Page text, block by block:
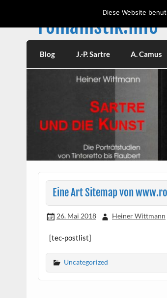
romanistik.info
Blog J.-P. Sartre A. Camus
Eine Art Sitemap von
26. Mai 2018 Heiner Wittmann
[tec-postlist]
Uncategorized
Diese Website